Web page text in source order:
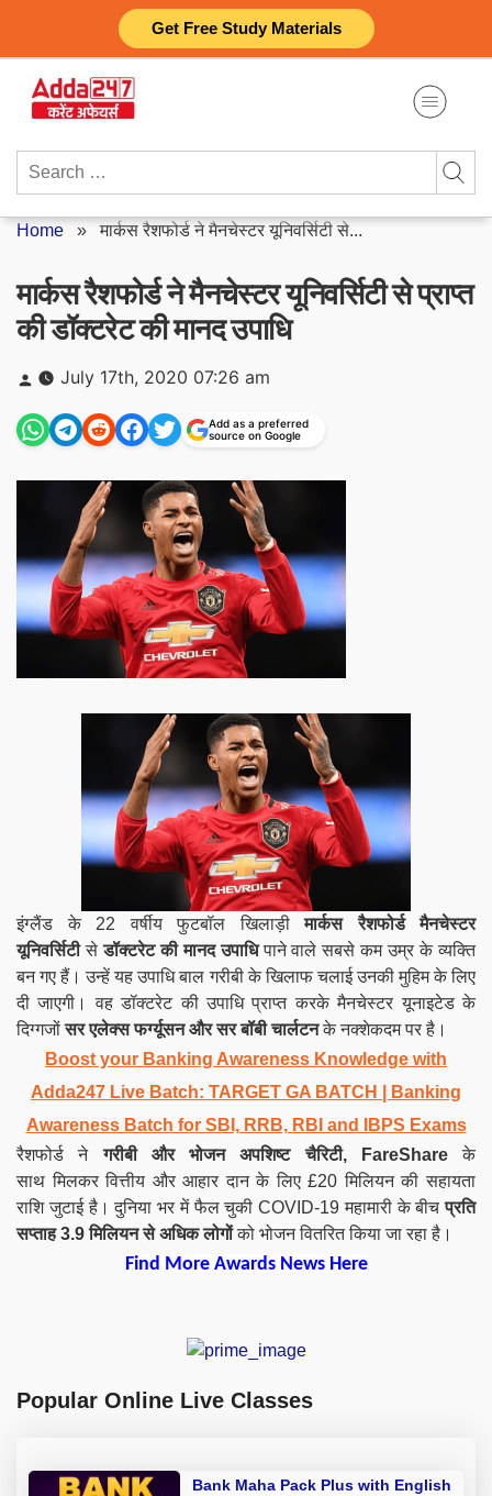
Get Free Study Materials
content
Search
Home »मार्कस रैशफोर्ड ने मैनचेस्टर यूनिवर्सिटी से...
मार्कस रैशफोर्ड ने मैनचेस्टर यूनिवर्सिटी से प्राप्त
की डॉक्टरेट की मानद उपाधि
Posted
by
July 17th, 2020 07:26 am
Add as a preferred
source on Google
इंग्लैंड के 22 वर्षीय फुटबॉल खिलाड़ीमार्कस रैशफोर्ड
मैनचेस्टर
यूनिवर्सिटीसेडॉक्टरेट की मानद उपाधिपाने वाले सबसे कम उम्र के व्यक्ति
बन गए हैं। उन्हें यह उपाधि बाल गरीबी के खिलाफ चलाई उनकी मुहिम के लिए
दी जाएगी। वह डॉक्टरेट की उपाधि प्राप्त करके मैनचेस्टर यूनाइटेड के
दिग्गजोंसर एलेक्स फर्ग्यूसन और सर बॉबी चार्लटनके नक्शेकदम पर है।
Boost your Banking Awareness Knowledge with
Adda247 Live Batch: TARGET GA BATCH
| Banking
Awareness Batch for SBI, RRB, RBI and IBPS Exams
रैशफोर्ड नेगरीबी और भोजन अपशिष्ट चैरिटी, FareShareके
साथ मिलकर वित्तीय और आहार दान के लिए £20 मिलियन की सहायता
राशि जुटाई है। दुनिया भर में फैल चुकी COVID-19 महामारी के बीचप्रति
सप्ताह 3.9 मिलियन से अधिक लोगोंको भोजन वितरित किया जा रहा है।
Find More Awards News Here
Popular Online Live Classes
Bank Maha Pack Plus with English